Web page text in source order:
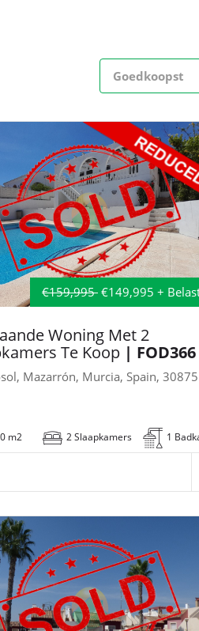
€159,995 €149,995 +
Woning Met 2
Te Koop | FOD366
Mazarrón, Murcia, Spain, 30875
m2 2 Slaapkamers 1